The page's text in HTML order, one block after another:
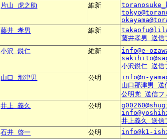
片山 虎之助 維新
藤井 孝男 維新
藤井孝男 送信
小沢 鋭仁 維新
info@e-
小沢鋭仁 送信
山口 那津男 公明
info@n-
山口那津男 送
公明党 送信フ
井上 義久 公明
井上義久 送信
石井 啓一 公明 info@k1-